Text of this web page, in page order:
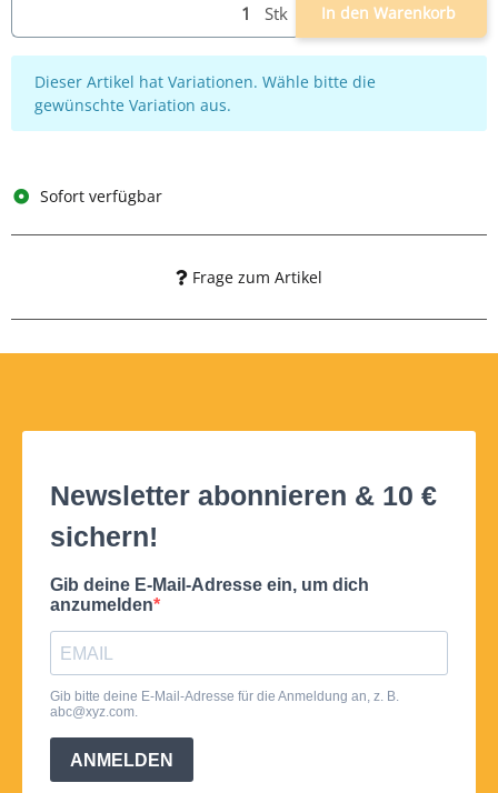
Stk In den Warenkorb
x
Dieser Artikel hat Variationen. Wähle bitte die
gewünschte Variation aus.
Sofort verfügbar
Frage zum Artikel